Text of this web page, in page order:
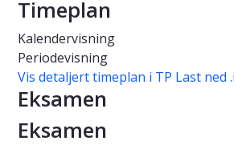
Timeplan
Kalendervisning
Periodevisning
Vis detaljert timeplan i TP Last ned
Eksamen
Eksamen